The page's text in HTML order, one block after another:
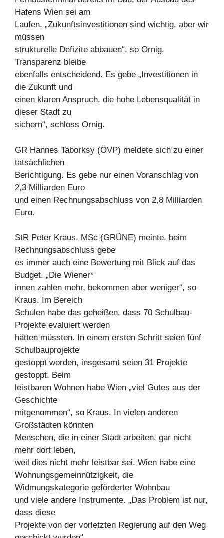
Hafens Wien sei am
Laufen. „Zukunftsinvestitionen sind wichtig, aber wir
müssen
strukturelle Defizite abbauen“, so Ornig.
Transparenz bleibe
ebenfalls entscheidend. Es gebe „Investitionen in
die Zukunft und
einen klaren Anspruch, die hohe Lebensqualität in
dieser Stadt zu
sichern“, schloss Ornig.
GR Hannes Taborksy (ÖVP) meldete sich zu einer
tatsächlichen
Berichtigung. Es gebe nur einen Voranschlag von
2,3 Milliarden Euro
und einen Rechnungsabschluss von 2,8 Milliarden
Euro.
StR Peter Kraus, MSc (GRÜNE) meinte, beim
Rechnungsabschluss gebe
es immer auch eine Bewertung mit Blick auf das
Budget. „Die Wiener*
innen zahlen mehr, bekommen aber weniger“, so
Kraus. Im Bereich
Schulen habe das geheißen, dass 70 Schulbau-
Projekte evaluiert werden
hätten müssten. In einem ersten Schritt seien fünf
Schulbauprojekte
gestoppt worden, insgesamt seien 31 Projekte
gestoppt. Beim
leistbaren Wohnen habe Wien „viel Gutes aus der
Geschichte
mitgenommen“, so Kraus. In vielen anderen
Großstädten könnten
Menschen, die in einer Stadt arbeiten, gar nicht
mehr dort leben,
weil dies nicht mehr leistbar sei. Wien habe eine
Wohnungsgemeinnützigkeit, die
Widmungskategorie geförderter Wohnbau
und viele andere Instrumente. „Das Problem ist nur,
dass diese
Projekte von der vorletzten Regierung auf den Weg